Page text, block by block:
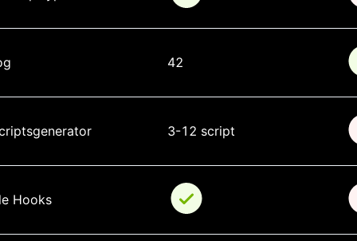
42
3-12 script
Hooks